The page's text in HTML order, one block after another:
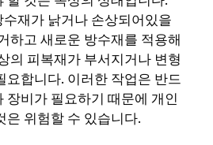
재가 낡거나 손상되어있을
하고 새로운 방수재를 적용해
의 피복재가 부서지거나 변형
요합니다. 이러한 작업은 반드
장비가 필요하기 때문에 개인
은 위험할 수 있습니다.